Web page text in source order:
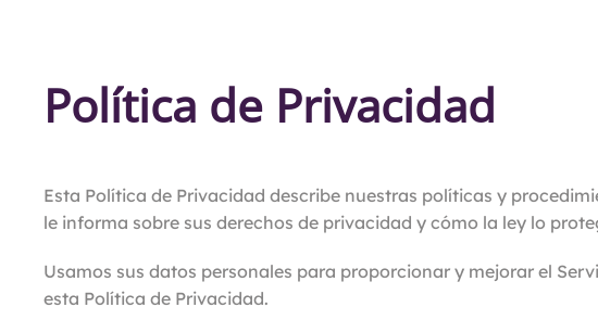
Política de Privacidad
Esta Política de Privacidad describe nuestras políticas y
le informa sobre sus derechos de privacidad y cómo la ley lo
Usamos sus datos personales para proporcionar y mejorar el
esta Política de Privacidad.